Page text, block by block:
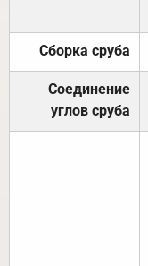
Сборка сруба
Соединение
углов сруба